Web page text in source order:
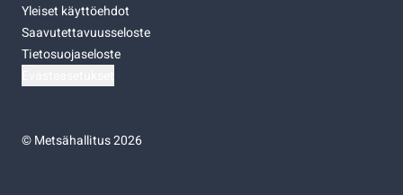
Yleiset käyttöehdot
Saavutettavuusseloste
Tietosuojaseloste
©Metsähallitus 2026